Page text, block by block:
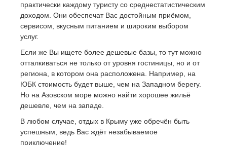
практически каждому туристу со среднестатистическим
доходом. Они обеспечат Вас достойным приёмом,
сервисом, вкусным питанием и широким выбором
услуг.
Если же Вы ищете более дешевые базы, то тут можно
отталкиваться не только от уровня гостиницы, но и от
региона, в котором она расположена. Например, на
ЮБК стоимость будет выше, чем на Западном берегу.
Но на Азовском море можно найти хорошее жильё
дешевле, чем на западе.
В любом случае, отдых в Крыму уже обречён быть
успешным, ведь Вас ждёт незабываемое
приключение!